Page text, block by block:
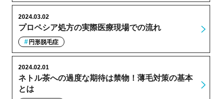
プロペシア処方の実際医療現場での流れ
2024.03.02
円形脱毛症
ネトル茶への過度な期待は禁物！薄毛対策の基本
とは
2024.02.01